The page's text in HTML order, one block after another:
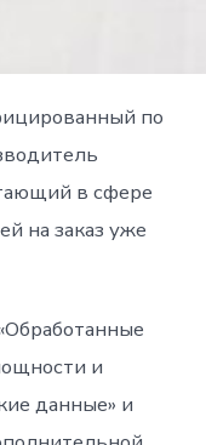
по
в сфере
на заказ уже
и
данные» и